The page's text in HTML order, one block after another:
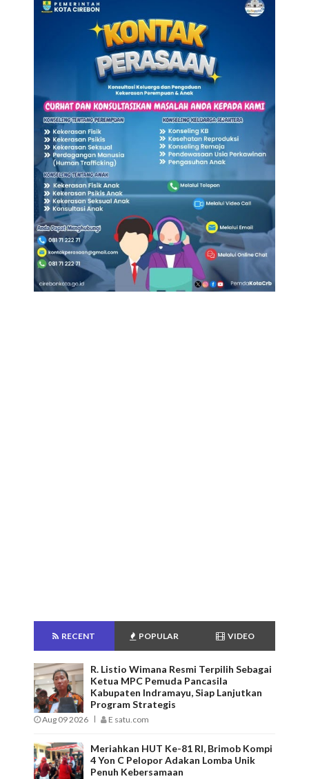
RECENT POPULAR VIDEO
R. Listio Wimana Resmi Terpilih Sebagai
Ketua MPC Pemuda Pancasila
Kabupaten Indramayu, Siap Lanjutkan
Program Strategis
Aug 09 2026 E satu.com
Meriahkan HUT Ke-81 RI, Brimob Kompi
4 Yon C Pelopor Adakan Lomba Unik
Penuh Kebersamaan